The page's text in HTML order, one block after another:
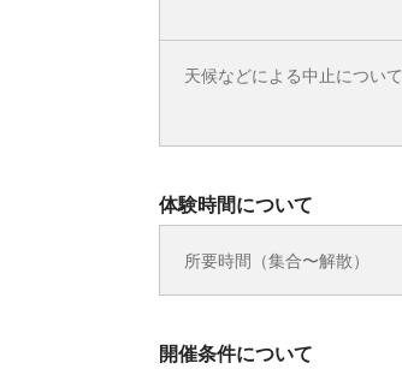
天候などによる中止について
体験時間について
所要時間（集合〜解散）
開催条件について